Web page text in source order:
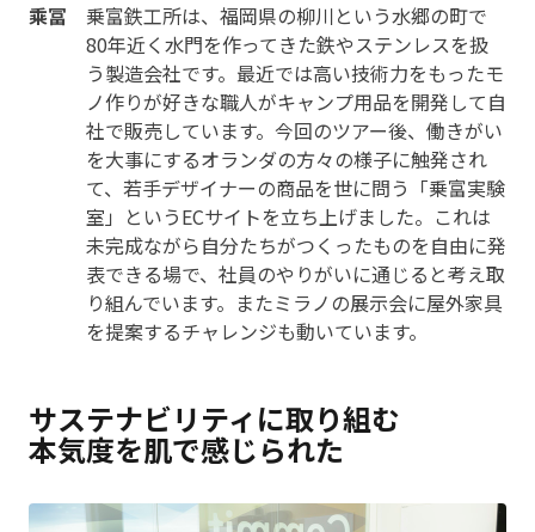
乘冨 乗富鉄工所は、福岡県の柳川という水郷の町で
80年近く水門を作ってきた鉄やステンレスを扱
う製造会社です。最近では高い技術力をもったモ
ノ作りが好きな職人がキャンプ用品を開発して自
社で販売しています。今回のツアー後、働きがい
を大事にするオランダの方々の様子に触発され
て、若手デザイナーの商品を世に問う「乗富実験
室」というECサイトを立ち上げました。これは
未完成ながら自分たちがつくったものを自由に発
表できる場で、社員のやりがいに通じると考え取
り組んでいます。またミラノの展示会に屋外家具
を提案するチャレンジも動いています。
サステナビリティに取り組む
本気度を肌で感じられた